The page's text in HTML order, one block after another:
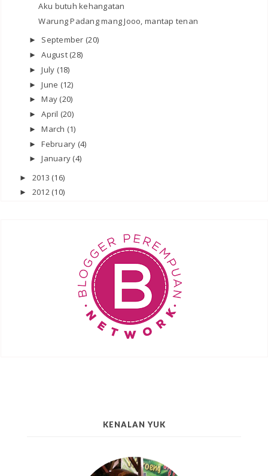
Aku butuh kehangatan
Warung Padang mang Jooo, mantap tenan
► September (20)
►August (28)
►July (18)
►June (12)
►May (20)
►April (20)
►March (1)
►February (4)
►January (4)
► 2013 (16)
► 2012 (10)
KENALAN YUK